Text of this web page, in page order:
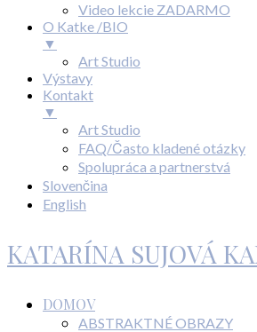
Video lekcie ZADARMO
O Katke /BIO
▼
Art Studio
Výstavy
Kontakt
▼
Art Studio
FAQ/Často kladené otázky
Spolupráca a partnerstvá
Slovenčina
English
KATARÍNA SUJOVÁ
DOMOV
ABSTRAKTNÉ OBRAZY